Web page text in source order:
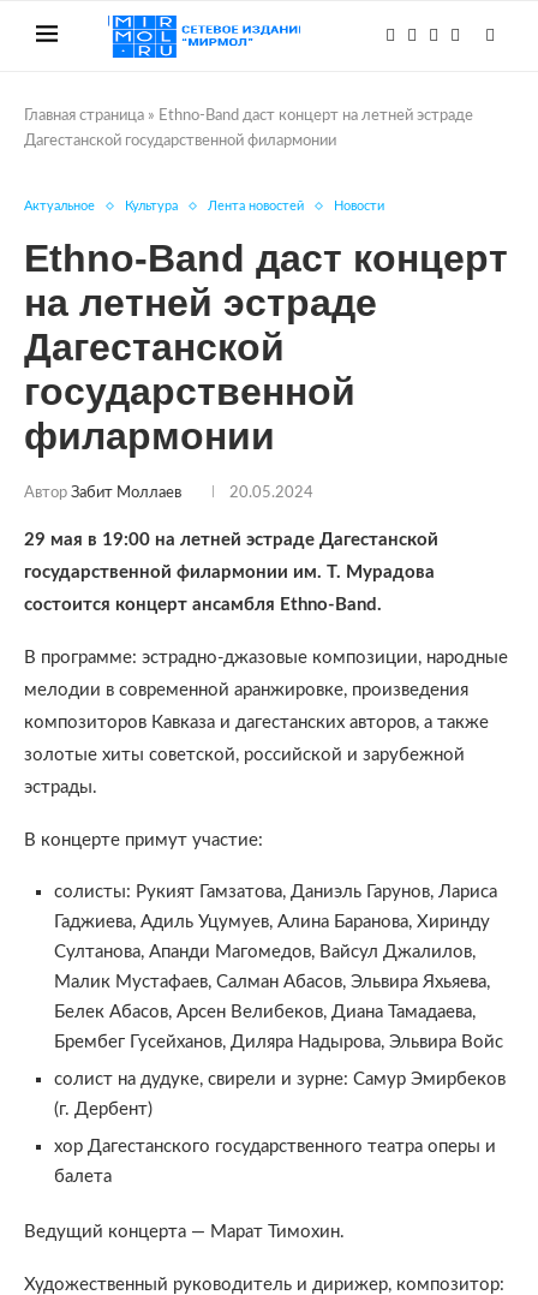
Главная страница » Ethno-Band даст концерт на летней эстраде
Дагестанской государственной филармонии
Актуальное Культура Лента новостей Новости
Ethno-Band даст концерт
на летней эстраде
Дагестанской
государственной
филармонии
Автор Забит Моллаев 20.05.2024
29 мая в 19:00 на летней эстраде Дагестанской
государственной филармонии им. Т. Мурадова
состоится концерт ансамбля Ethno-Band.
В программе: эстрадно-джазовые композиции, народные
мелодии в современной аранжировке, произведения
композиторов Кавказа и дагестанских авторов, а также
золотые хиты советской, российской и зарубежной
эстрады.
В концерте примут участие:
солисты: Рукият Гамзатова, Даниэль Гарунов, Лариса
Гаджиева, Адиль Уцумуев, Алина Баранова, Хиринду
Султанова, Апанди Магомедов, Вайсул Джалилов,
Малик Мустафаев, Салман Абасов, Эльвира Яхьяева,
Белек Абасов, Арсен Велибеков, Диана Тамадаева,
Брембег Гусейханов, Диляра Надырова, Эльвира Войс
солист на дудуке, свирели и зурне: Самур Эмирбеков
(г. Дербент)
хор Дагестанского государственного театра оперы и
балета
Ведущий концерта — Марат Тимохин.
Художественный руководитель и дирижер, композитор: